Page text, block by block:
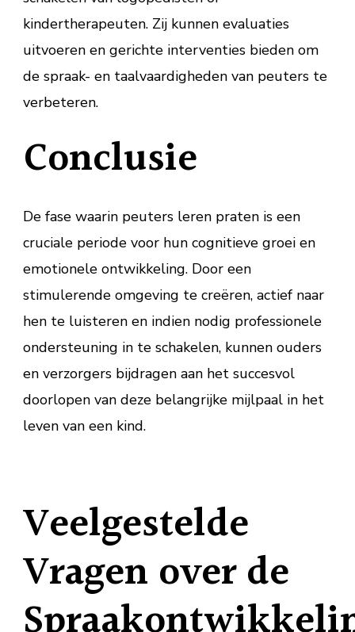
kindertherapeuten. Zij kunnen evaluaties
uitvoeren en gerichte interventies bieden om
de spraak- en taalvaardigheden van peuters te
verbeteren.
Conclusie
De fase waarin peuters leren praten is een
cruciale periode voor hun cognitieve groei en
emotionele ontwikkeling. Door een
stimulerende omgeving te creëren, actief naar
hen te luisteren en indien nodig professionele
ondersteuning in te schakelen, kunnen ouders
en verzorgers bijdragen aan het succesvol
doorlopen van deze belangrijke mijlpaal in het
leven van een kind.
Veelgestelde
Vragen over de